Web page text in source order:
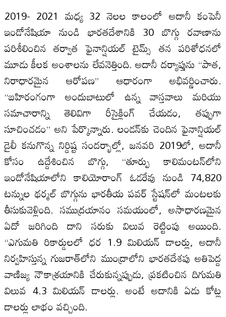
2019- 2021 మధ్య 32 నెలల కాలంలో అదానీ కంపెనీ
ఇండోనేషియా నుండి భారతదేశానికి 30 బొగ్గు రవాణాను
పరిశీలించిన తర్వాత ఫైనాన్షియల్‌ టైమ్స్‌ తన పరిశోధనలో
మూడు కీలక అంశాలను లేవనెత్తింది. అదానీ దర్యాప్తును ‘‘పాత,
నిరాధారమైన ఆరోపణ’’ ఆధారంగా అభివర్ణించారు.
‘‘బహిరంగంగా అందుబాటులో ఉన్న వాస్తవాలు మరియు
సమాచారాన్ని తెలివిగా రీసైక్లింగ్‌ చేయడం, తప్పుగా
సూచించడం’’ అని పేర్కొన్నారు. లండన్‌కు చెందిన ఫైనాన్షియల్‌
డైలీ కనుగొన్న నిర్దిష్ట సందర్భాల్లో, జనవరి 2019లో, అదానీ
కోసం ఉద్దేశించిన బొగ్గు, ‘‘తూర్పు కాలిమంటన్‌లోని
ఇండోనేషియాలోని కాలియోరాంగ్‌ ఓడరేవు నుండి 74,820
టన్నుల థర్మల్‌ బొగ్గును భారతీయ పవర్‌ స్టేషన్‌లో మంటలకు
తీసుకువెళ్లింది. సముద్రయానం సమయంలో, అసాధారణమైన
ఏదో జరిగింది దాని సరుకు విలువ రెట్టింపు అయింది.
‘‘ఎగుమతి రికార్డులలో ధర 1.9 మిలియన్‌ డాలర్లు, అదానీ
నిర్వహిస్తున్న గుజరాత్‌లోని ముంద్రాలోని భారతదేశపు అతిపెద్ద
వాణిజ్య నౌకాశ్రయానికి చేరుకున్నప్పుడు, ప్రకటించిన దిగుమతి
విలువ 4.3 మిలియన్‌ డాలర్లు. అంటే అదానికి ఏడు కోట్ల
డాలర్లు లాభం వచ్చింది.